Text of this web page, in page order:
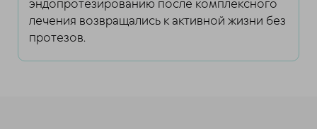
эндопротезированию после комплексного
лечения возвращались к активной жизни без
протезов.